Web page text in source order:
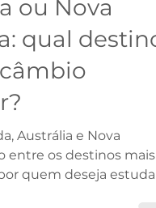
Irlanda,
ou Nova
qual destino
Austrália e Nova